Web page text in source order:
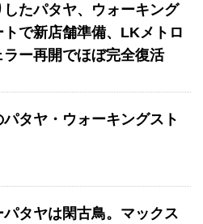
したパタヤ、ウォーキング
トで新店舗準備、LKメトロ
ラー再開でほぼ完全復活
タヤ・ウォーキングスト
タヤは閑古鳥。マックス